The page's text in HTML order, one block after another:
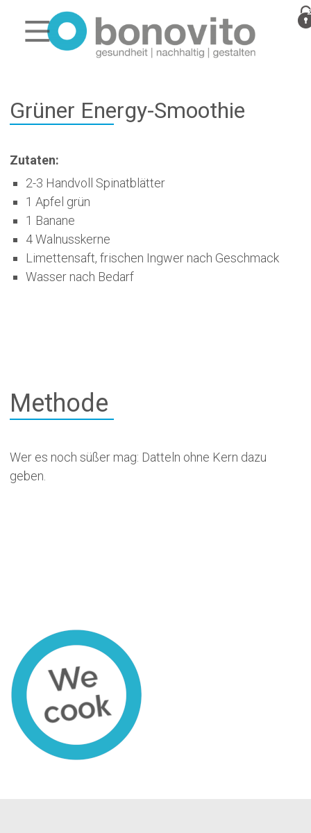
Grüner Energy-Smoothie
Zutaten:
2-3 Handvoll Spinatblätter
1 Apfel grün
1 Banane
4 Walnusskerne
Limettensaft, frischen Ingwer nach Geschmack
Wasser nach Bedarf
Methode
Wer es noch süßer mag: Datteln ohne Kern dazu
geben.